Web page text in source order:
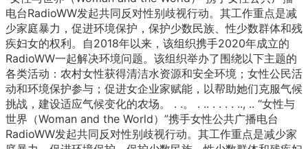
电台RadioWW发起共同反对性别歧视行动。其工作重点是减
少家庭暴力，促进环境保护，保护少数民族、性少数群体和残
疾妇女的权利。自2018年以来，该组织携手2020年成立的
RadioWW一起解决环境问题。该组织举办了围绕以下主题的
各类活动：农村女性获得清洁水资源和安全环境；女性公民活
动和环境保护参与；促进女企业家赋能，以帮助她们克服气候
挑战，建设适应气候变化的农场。 . .。 . .. . . . . .., .. “女性与
世界（Woman and the World）”携手女性公共广播电台
RadioWW发起共同反对性别歧视行动。其工作重点是减少家